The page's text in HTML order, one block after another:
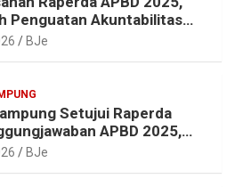
Penguatan Akuntabilitas
Lampung
BJe
Setujui Raperda
APBD 2025,
Rekomendasi
BJe